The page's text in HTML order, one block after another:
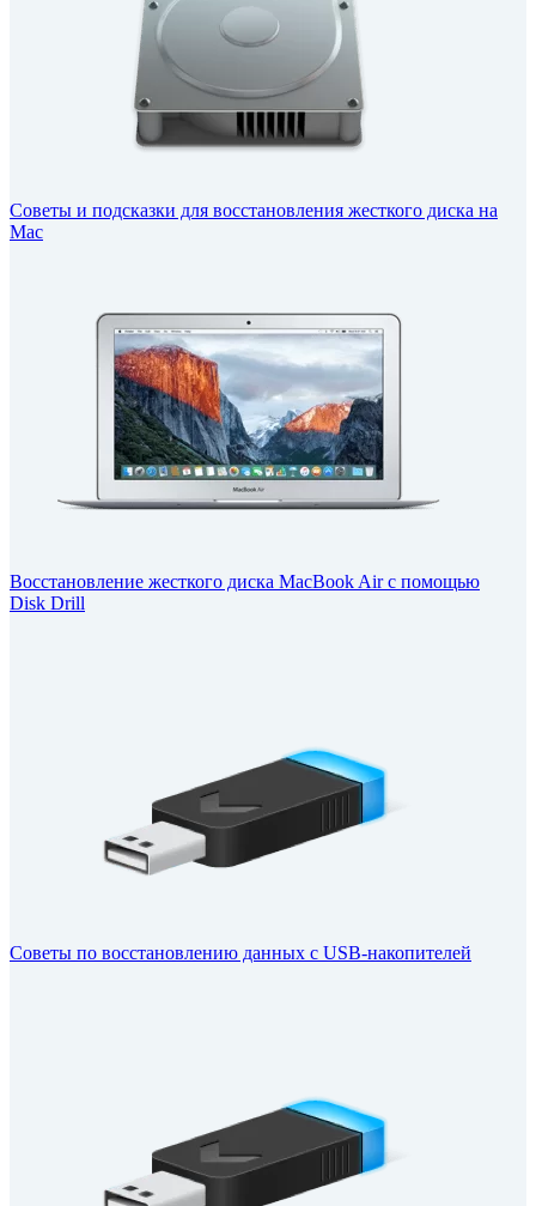
Советы и подсказки для восстановления жесткого диска на
Mac
Восстановление жесткого диска MacBook Air с помощью
Disk Drill
Советы по восстановлению данных с USB-накопителей